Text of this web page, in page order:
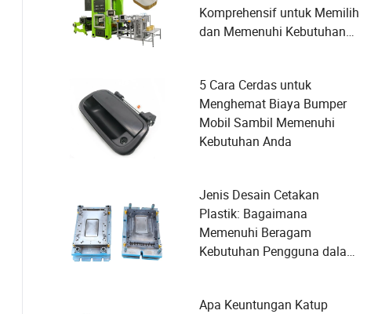
Komprehensif untuk Memilih
dan Memenuhi Kebutuhan
5 Cara Cerdas untuk
Menghemat Biaya Bumper
Mobil Sambil Memenuhi
Kebutuhan Anda
Jenis Desain Cetakan
Plastik: Bagaimana
Memenuhi Beragam
Kebutuhan Pengguna dalam
Apa Keuntungan Katup